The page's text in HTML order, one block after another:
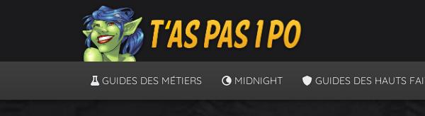
GUIDES DES MÉTIERS MIDNIGHT GUIDES DES HAUTS